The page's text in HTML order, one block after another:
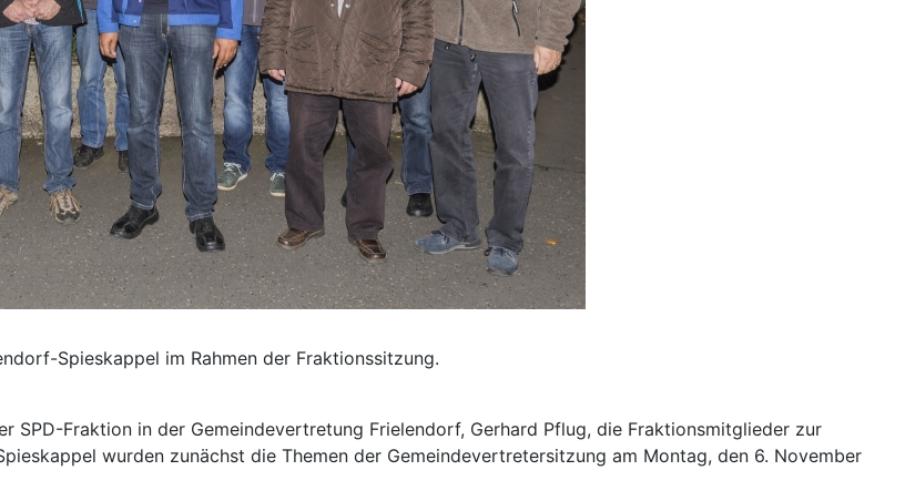
Spieskappel im Rahmen der Fraktionssitzung.
SPD-Fraktion in der Gemeindevertretung Frielendorf, Gerhard Pflug, die Fraktionsmitglieder zur
wurden zunächst die Themen der Gemeindevertretersitzung am Montag, den 6. November